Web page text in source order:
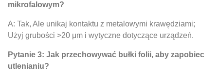
mikrofalowym?
A: Tak, Ale unikaj kontaktu z metalowymi krawędziami;
Użyj grubości >20 μm i wytyczne dotyczące urządzeń.
Pytanie 3: Jak przechowywać bułki folii, aby zapobiec
utlenianiu?